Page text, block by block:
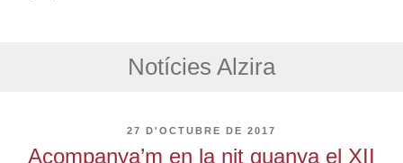
Notícies Alzira
PUBLICAT
27 D'OCTUBRE DE 2017
Acompanya’m en la nit guanya el XII